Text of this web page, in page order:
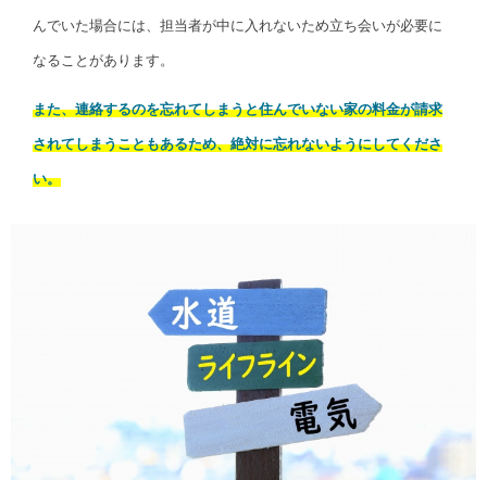
んでいた場合には、担当者が中に入れないため立ち会いが必要に
なることがあります。
また、連絡するのを忘れてしまうと住んでいない家の料金が請求
されてしまうこともあるため、絶対に忘れないようにしてくださ
い。